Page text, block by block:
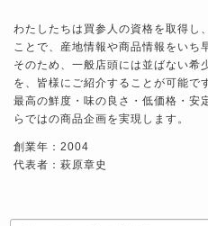
わたしたちは買参人の資格を取得し
ことで、産地情報や商品情報をいち
そのため、一般店頭には並ばない希
を、皆様にご紹介することが可能で
最高の鮮度・味の良さ・低価格・安
らではの商品企画を実現します。
創業年：2004
代表者：萩原章史